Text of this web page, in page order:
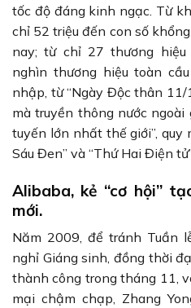
tốc độ đáng kinh ngạc. Từ
chỉ 52 triệu đến con số
nay; từ chỉ 27 thương
nghìn thương hiệu toàn
nhập, từ “Ngày Độc thân 11/
mà truyền thông nước ngoài
tuyến lớn nhất thế giới”, quy
Sáu Đen” và “Thứ Hai Điện
Alibaba, kẻ “cơ hội”
mới.
Năm 2009, để tránh Tuần
nghỉ Giáng sinh, đồng thời
thành công trong tháng 11,
mại chậm chạp, Zhang